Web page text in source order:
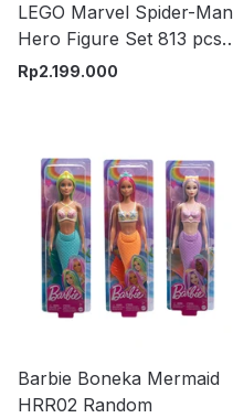
LEGO Marvel Spider-Man
Hero Figure Set 813 pcs
76346 - Merah
Rp2.199.000
Barbie Boneka Mermaid
HRR02 Random